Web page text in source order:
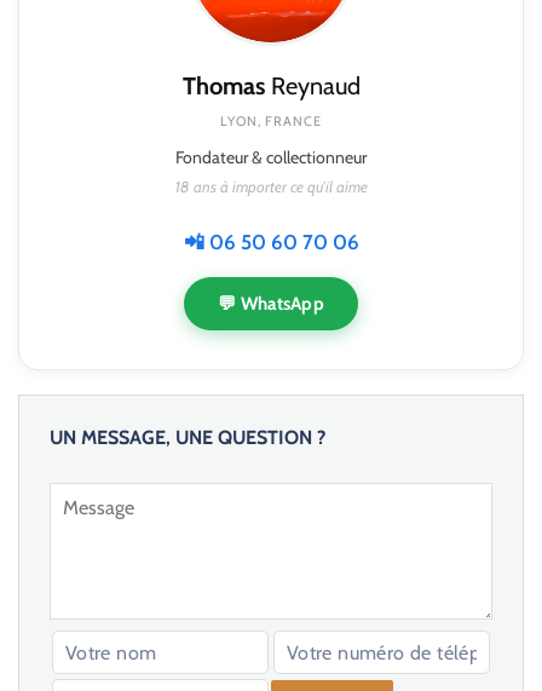
ThomasReynaud
LYON, FRANCE
Fondateur & collectionneur
18 ans à importer ce qu'il aime
📲 06 50 60 70 06
💬 WhatsApp
UN MESSAGE, UNE QUESTION ?